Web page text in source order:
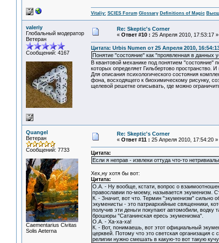
Vitaliy: SCIES Forum Glossary Definitions of Magic
valeriy
Глобальный модератор
Ветеран
Сообщений: 4167
Re: Skeptic's Corner
« Ответ #10 : 25 Апреля 2010, 17:53:17 »
Цитата: Urbis Numen от 25 Апреля 2010,
Понятие "состояние" как "проявленная в данных
В квантовой механике под понятием "состояние"
которых определяет Гильбертово пространство.
Для описания психологического состояния
фона, восходящего к биохимическому рисунку,
щелевой решетке описывать, где можно
Quangel
Ветеран
Сообщений: 7733
Сaementarius Civitas
Solis Aeterna
Re: Skeptic's Corner
« Ответ #11 : 25 Апреля 2010, 17:54:20 »
Цитата:
Если я неправ - извлеки оттуда что-то
Хех,ну хотя бы вот:
Цитата:
О.А. - Ну вообще, кстати, вопрос о
православии по-моему, называется экуменизм.
К. - Значит, вот что. Термин "экуменизм" сильно
экуменисты - это патриархийные священники,
получив эти деньги покупают автомобили, водку
брошюры "Сатанинская ересь экуменизма".
О.А. - Ха-ха-ха!
К. - Вот, понимаешь, вот этот официальный
церквей. Потому что это светская организация
религии нужно смешать в какую-то вот такую